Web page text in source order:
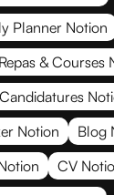
Planner Notion
& Courses
Notion
Blog
CV